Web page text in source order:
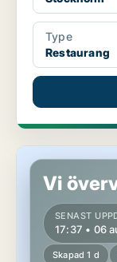
Type
Restaurang
Restaurang i
Vi
SENAST
17:37 • 06
Skapad 1 d